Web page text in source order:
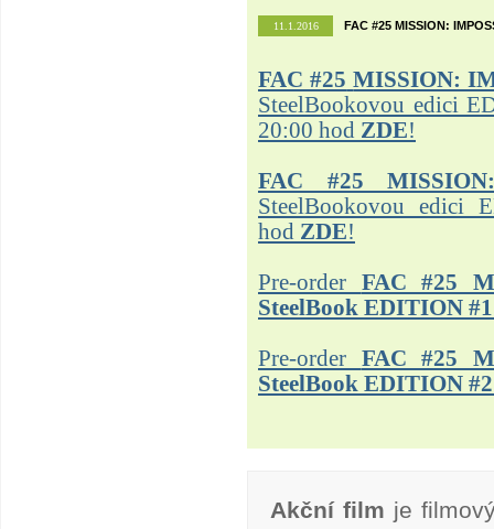
11.1.2016 FAC #25 MISSION:
FAC #25 MISSION:
SteelBookovou edici
20:00 hod ZDE!
FAC #25
SteelBookovou edici
hod ZDE!
Pre-order FAC #25
SteelBook EDITION #1
Pre-order FAC #25
SteelBook EDITION #2
Akční film je